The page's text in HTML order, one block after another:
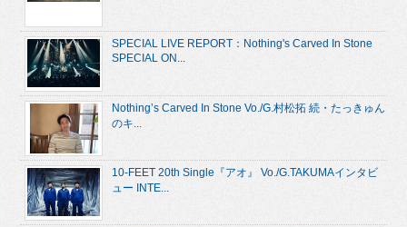
SPECIAL LIVE REPORT：Nothing's Carved In Stone
SPECIAL ON...
Nothing’s Carved In Stone Vo./G.村松拓 続・たっきゅん
のキ...
10-FEET 20th Single『アオ』 Vo./G.TAKUMAインタビ
ュー INTE...